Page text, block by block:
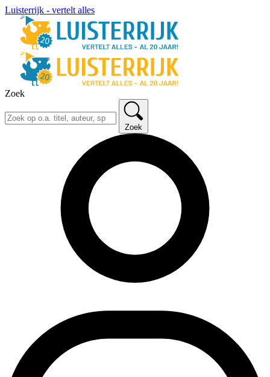
Luisterrijk - vertelt alles
Zoek
Zoek